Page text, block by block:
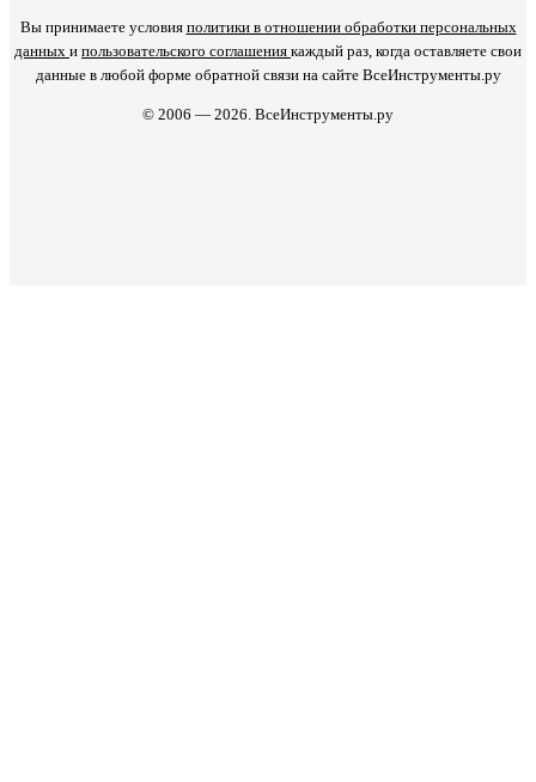
Вы принимаете условия политики в отношении обработки персональных
данных и пользовательского соглашения каждый раз, когда оставляете свои
данные в любой форме обратной связи на сайте ВсеИнструменты.ру
© 2006 — 2026. ВсеИнструменты.ру